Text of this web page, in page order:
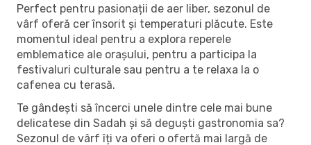
Perfect pentru pasionații de aer liber, sezonul de
vârf oferă cer însorit și temperaturi plăcute. Este
momentul ideal pentru a explora reperele
emblematice ale orașului, pentru a participa la
festivaluri culturale sau pentru a te relaxa la o
cafenea cu terasă.
Te gândești să încerci unele dintre cele mai bune
delicatese din Sadah și să deguști gastronomia sa?
Sezonul de vârf îți va oferi o ofertă mai largă de